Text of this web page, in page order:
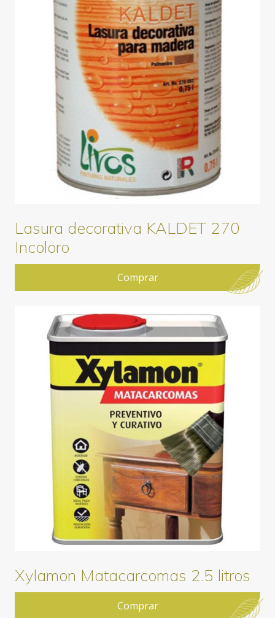
Lasura decorativa KALDET 270
Incoloro
Comprar
Xylamon Matacarcomas 2.5 litros
Comprar